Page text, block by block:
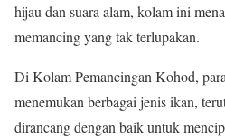
hijau dan suara alam, kolam ini
memancing yang tak terlupakan.
Di Kolam Pemancingan Kohod,
menemukan berbagai jenis ikan,
dirancang dengan baik untuk